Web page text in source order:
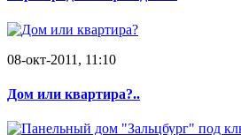
08-окт-2011, 11:10
Дом или квартира?..